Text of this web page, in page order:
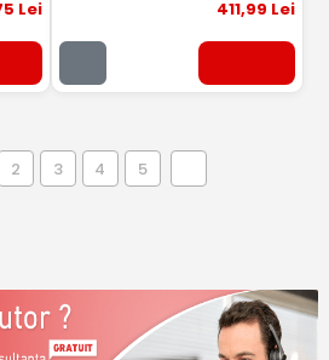
Lei 411,99 Lei
2 3 4 5